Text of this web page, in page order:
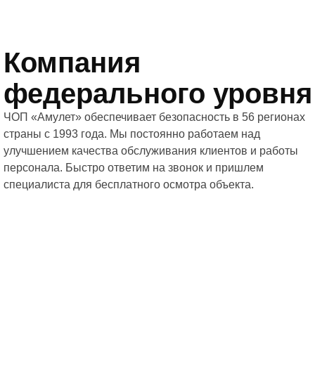
Компания
федерального уровня
ЧОП «Амулет» обеспечивает безопасность в 56 регионах
страны с 1993 года. Мы постоянно работаем над
улучшением качества обслуживания клиентов и работы
персонала. Быстро ответим на звонок и пришлем
специалиста для бесплатного осмотра объекта.